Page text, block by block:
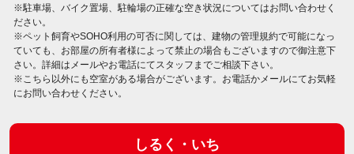
※駐車場、バイク置場、駐輪場の正確な空き状況についてはお問い合わせく
ださい。
※ペット飼育やSOHO利用の可否に関しては、建物の管理規約で可能になっ
ていても、お部屋の所有者様によって禁止の場合もございますので御注意下
さい。詳細はメールやお電話にてスタッフまでご相談下さい。
※こちら以外にも空室がある場合がございます。お電話かメールにてお気軽
にお問い合わせください。
しるく・いち